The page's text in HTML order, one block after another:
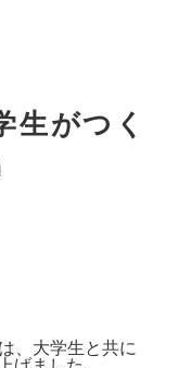
がつく
、大学生と共に